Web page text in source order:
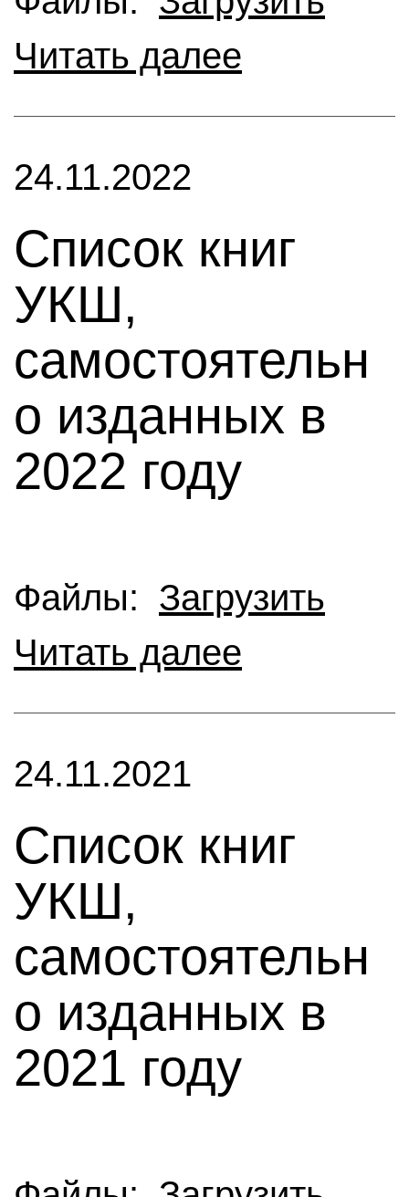
Читать далее
24.11.2022
Список книг
УКШ,
самостоятельн
о изданных в
2022 году
Файлы: Загрузить
Читать далее
24.11.2021
Список книг
УКШ,
самостоятельн
о изданных в
2021 году